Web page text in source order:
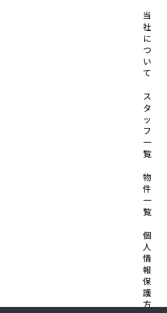
当
社
に
つ
い
て
ス
タ
ッ
フ
一
覧
物
件
一
覧
個
人
情
報
保
護
方